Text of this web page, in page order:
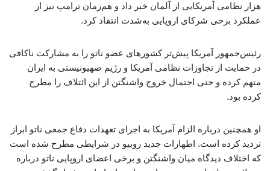
هزار نظامی آمریکایی از آلمان خبر داد و هم‌زمان ترامپ نیز از
عملکرد برخی شرکای اروپایی به‌شدت انتقاد کرد.
رئیس‌جمهور آمریکا پیش‌تر کشورهای عضو ناتو را به مشارکت ناکافی
در حمایت از تجاوزات نظامی آمریکا و رژیم صهیونیستی به ایران
متهم کرده و حتی احتمال خروج واشنگتن از این ائتلاف را مطرح
کرده بود.
او همچنین درباره الزام آمریکا به اجرای تعهدات دفاع جمعی ناتو ابراز
تردید کرده است. اظهارات جدید روبیو در شرایطی مطرح شده است
که اختلاف دیدگاه میان واشنگتن و برخی اعضای اروپایی ناتو درباره